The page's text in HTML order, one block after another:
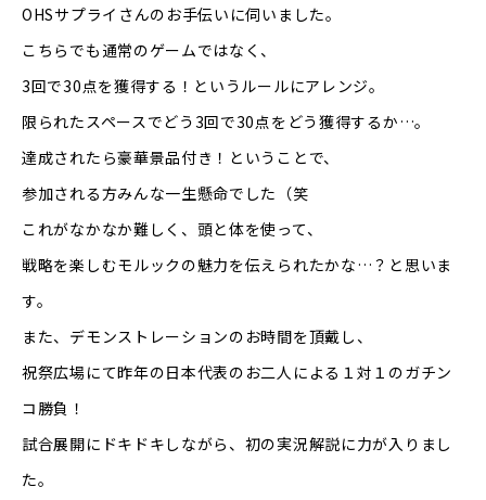
OHSサプライさんのお手伝いに伺いました。
こちらでも通常のゲームではなく、
3回で30点を獲得する！というルールにアレンジ。
限られたスペースでどう3回で30点をどう獲得するか…。
達成されたら豪華景品付き！ということで、
参加される方みんな一生懸命でした（笑
これがなかなか難しく、頭と体を使って、
戦略を楽しむモルックの魅力を伝えられたかな…？と思いま
す。
また、デモンストレーションのお時間を頂戴し、
祝祭広場にて昨年の日本代表のお二人による１対１のガチン
コ勝負！
試合展開にドキドキしながら、初の実況解説に力が入りまし
た。